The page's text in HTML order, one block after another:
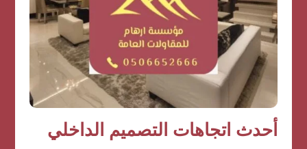
أحدث اتجاهات التصميم الداخلي